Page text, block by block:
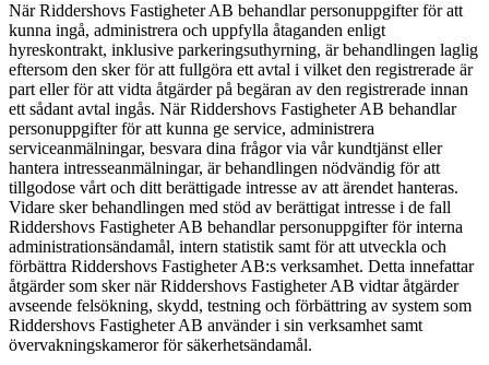
När Riddershovs Fastigheter AB behandlar personuppgifter för att
kunna ingå, administrera och uppfylla åtaganden enligt
hyreskontrakt, inklusive parkeringsuthyrning, är behandlingen laglig
eftersom den sker för att fullgöra ett avtal i vilket den registrerade är
part eller för att vidta åtgärder på begäran av den registrerade innan
ett sådant avtal ingås. När Riddershovs Fastigheter AB behandlar
personuppgifter för att kunna ge service, administrera
serviceanmälningar, besvara dina frågor via vår kundtjänst eller
hantera intresseanmälningar, är behandlingen nödvändig för att
tillgodose vårt och ditt berättigade intresse av att ärendet hanteras.
Vidare sker behandlingen med stöd av berättigat intresse i de fall
Riddershovs Fastigheter AB behandlar personuppgifter för interna
administrationsändamål, intern statistik samt för att utveckla och
förbättra Riddershovs Fastigheter AB:s verksamhet. Detta innefattar
åtgärder som sker när Riddershovs Fastigheter AB vidtar åtgärder
avseende felsökning, skydd, testning och förbättring av system som
Riddershovs Fastigheter AB använder i sin verksamhet samt
övervakningskameror för säkerhetsändamål.